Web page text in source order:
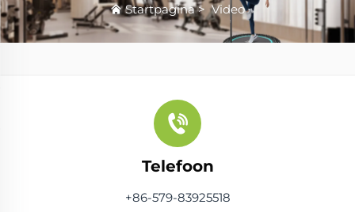
Startpagina>Video
Telefoon
+86-579-83925518